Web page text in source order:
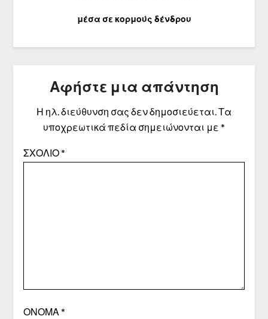
μέσα σε κορμούς δένδρου
Αφήστε μια απάντηση
Η ηλ. διεύθυνση σας δεν δημοσιεύεται.Τα
υποχρεωτικά πεδία σημειώνονται με *
ΣΧΌΛΙΟ*
ΌΝΟΜΑ *